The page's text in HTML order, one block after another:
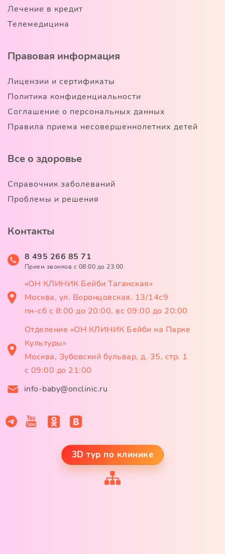
Лечение в кредит
Телемедицина
Правовая информация
Лицензии и сертификаты
Политика конфиденциальности
Соглашение о персональных данных
Правила приема несовершеннолетних детей
Все о здоровье
Справочник заболеваний
Проблемы и решения
Контакты
8 495 266 85 71
Прием звонков c 08:00 до 23:00
«ОН КЛИНИК Бейби Таганская»
Москва, ул. Воронцовская, 13/14с9
пн-сб с 8:00 до 20:00, вс 09:00 до 20:00
Отделение «ОН КЛИНИК Бейби на Парке
Культуры»
Москва, Зубовский бульвар, д. 35, стр. 1
с 09:00 до 21:00
info-baby@onclinic.ru
3D тур по клинике